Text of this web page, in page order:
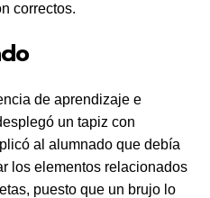
correctos.
de aprendizaje e
un tapiz con
al alumnado que debía
los elementos relacionados
puesto que un brujo lo